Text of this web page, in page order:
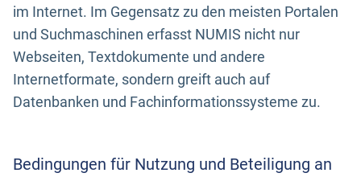
im Internet. Im Gegensatz zu den meisten Portalen
und Suchmaschinen erfasst NUMIS nicht nur
Webseiten, Textdokumente und andere
Internetformate, sondern greift auch auf
Datenbanken und Fachinformationssysteme zu.
Bedingungen für Nutzung und Beteiligung an